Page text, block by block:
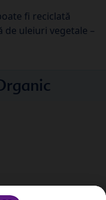
fi reciclată
uleiuri vegetale –